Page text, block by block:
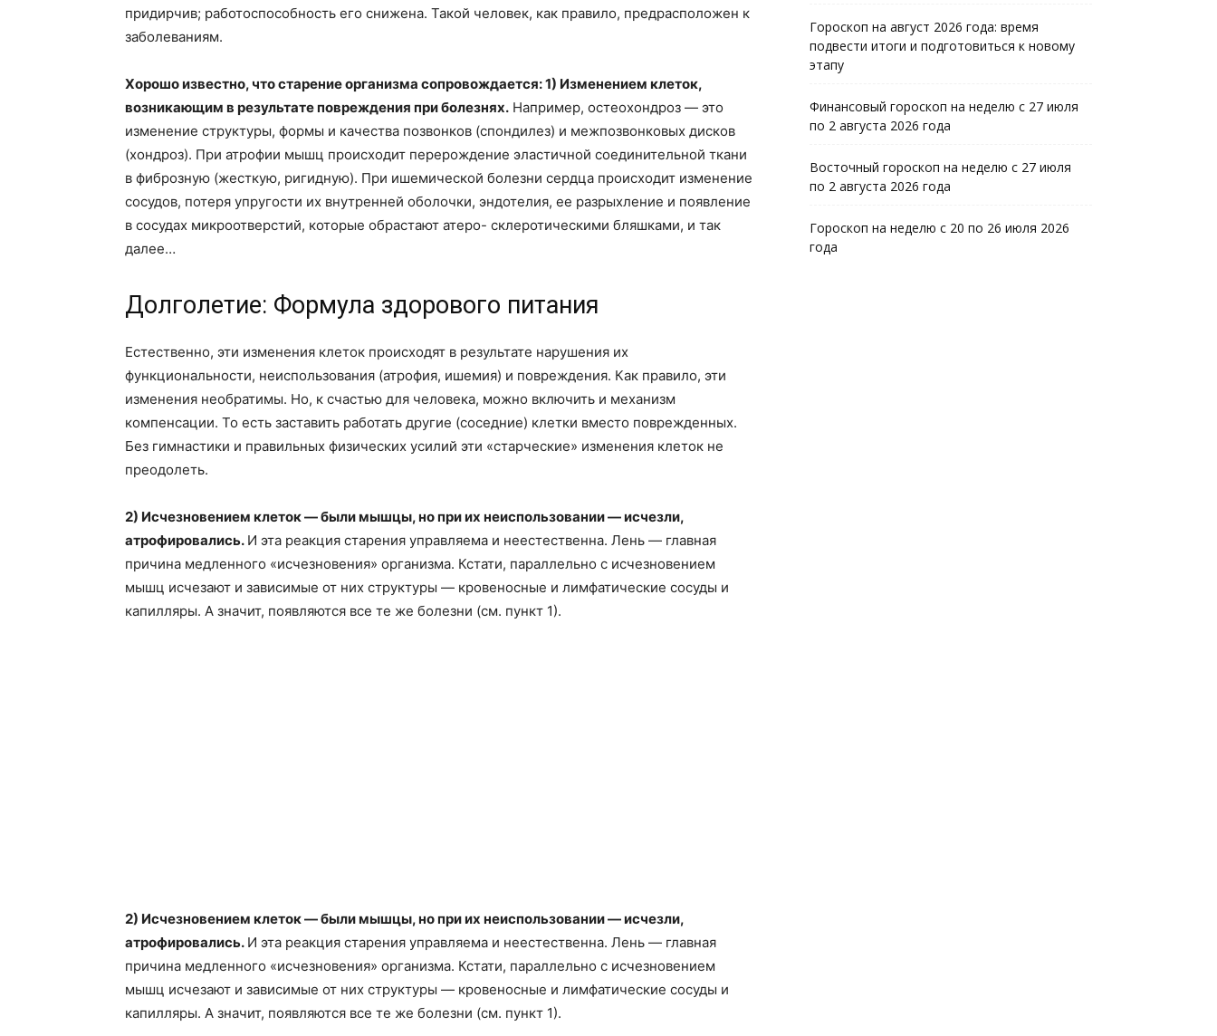
придирчив; работоспособность его снижена. Такой человек, как правило, предрасположен к
заболеваниям.
Хорошо известно, что старение организма сопровождается: 1) Изменением клеток,
возникающим в результате повреждения при болезнях. Например, остеохондроз — это
изменение структуры, формы и качества позвонков (спондилез) и межпозвонковых дисков
(хондроз). При атрофии мышц происходит перерождение эластичной соединительной ткани
в фиброзную (жесткую, ригидную). При ишемической болезни сердца происходит изменение
сосудов, потеря упругости их внутренней оболочки, эндотелия, ее разрыхление и появление
в сосудах микроотверстий, которые обрастают атеро- склеротическими бляшками, и так
далее…
Долголетие: Формула здорового питания
Естественно, эти изменения клеток происходят в результате нарушения их
функциональности, неиспользования (атрофия, ишемия) и повреждения. Как правило, эти
изменения необратимы. Но, к счастью для человека, можно включить и механизм
компенсации. То есть заставить работать другие (соседние) клетки вместо поврежденных.
Без гимнастики и правильных физических усилий эти «старческие» изменения клеток не
преодолеть.
2) Исчезновением клеток — были мышцы, но при их неиспользовании — исчезли,
атрофировались. И эта реакция старения управляема и неестественна. Лень — главная
причина медленного «исчезновения» организма. Кстати, параллельно с исчезновением
мышц исчезают и зависимые от них структуры — кровеносные и лимфатические сосуды и
капилляры. А значит, появляются все те же болезни (см. пункт 1).
2) Исчезновением клеток — были мышцы, но при их неиспользовании — исчезли,
атрофировались. И эта реакция старения управляема и неестественна. Лень — главная
причина медленного «исчезновения» организма. Кстати, параллельно с исчезновением
мышц исчезают и зависимые от них структуры — кровеносные и лимфатические сосуды и
капилляры. А значит, появляются все те же болезни (см. пункт 1).
Гороскоп на август 2026 года: время
подвести итоги и подготовиться к новому
этапу
Финансовый гороскоп на неделю с 27 июля
по 2 августа 2026 года
Восточный гороскоп на неделю с 27 июля
по 2 августа 2026 года
Гороскоп на неделю с 20 по 26 июля 2026
года